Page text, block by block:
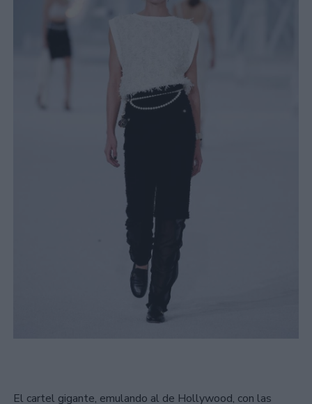
El cartel gigante, emulando al de Hollywood, con las